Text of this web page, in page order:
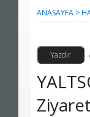
ANASAYFA >
Ziyaret